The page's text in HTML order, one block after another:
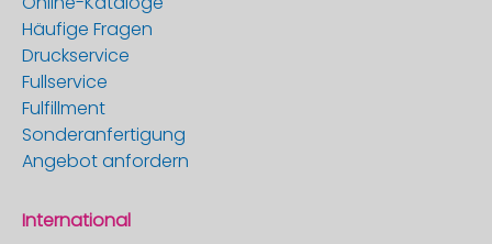
Häufige Fragen
Druckservice
Fullservice
Fulfillment
Sonderanfertigung
Angebot anfordern
International